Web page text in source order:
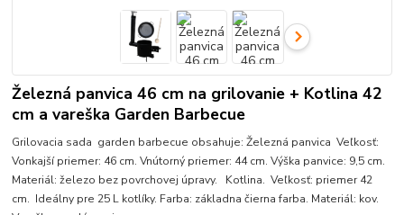
Železná panvica 46 cm na grilovanie + Kotlina 42
cm a vareška Garden Barbecue
Grilovacia sada garden barbecue obsahuje: Železná panvica Veľkosť:
Vonkajší priemer: 46 cm. Vnútorný priemer: 44 cm. Výška panvice: 9,5 cm.
Materiál: železo bez povrchovej úpravy. Kotlina. Veľkosť: priemer 42
cm. Ideálny pre 25 L kotlíky. Farba: základna čierna farba. Materiál: kov.